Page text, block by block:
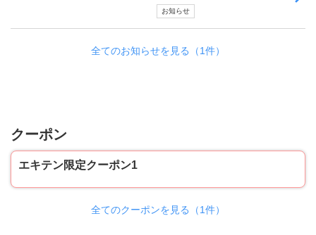
お知らせ
全てのお知らせを見る（1件）
クーポン
エキテン限定クーポン1
全てのクーポンを見る（1件）